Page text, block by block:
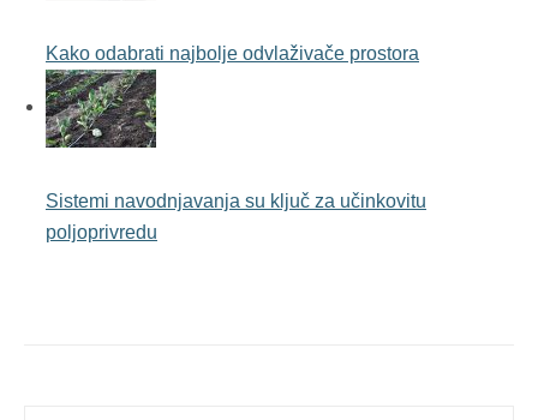
Kako odabrati najbolje odvlaživače prostora
Sistemi navodnjavanja su ključ za učinkovitu
poljoprivredu